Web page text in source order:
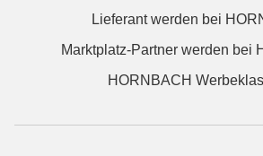
Lieferant werden bei
Marktplatz-Partner werden bei
HORNBACH